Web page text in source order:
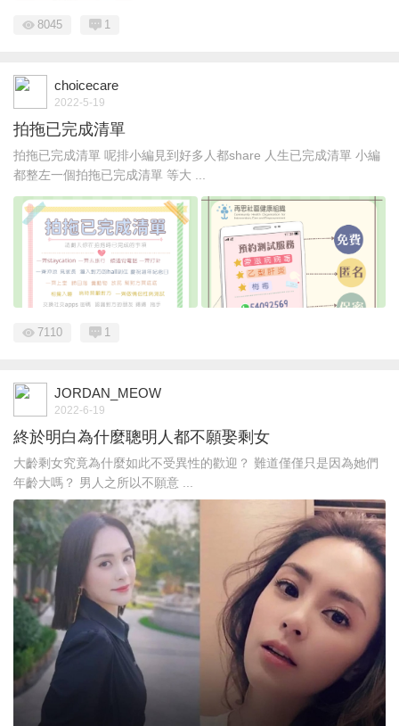
8045 1
choicecare
2022-5-19
拍拖已完成清單
拍拖已完成清單 呢排小編見到好多人都share 人生已完成清單 小編
都整左一個拍拖已完成清單 等大 ...
7110 1
JORDAN_MEOW
2022-6-19
終於明白為什麼聰明人都不願娶剩女
大齡剩女究竟為什麼如此不受異性的歡迎？ 難道僅僅只是因為她們
年齡大嗎？ 男人之所以不願意 ...